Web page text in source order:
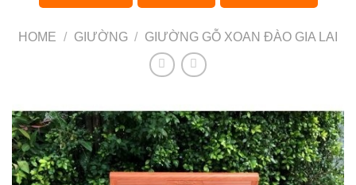
HOME / GIƯỜNG / GIƯỜNG GỖ XOAN ĐÀO GIA LAI